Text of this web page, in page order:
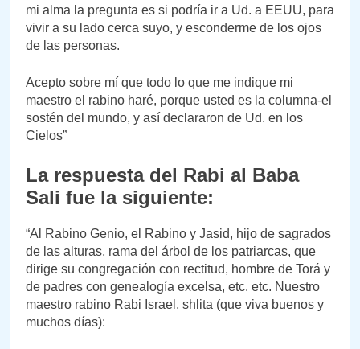
mi alma la pregunta es si podría ir a Ud. a EEUU, para
vivir a su lado cerca suyo, y esconderme de los ojos
de las personas.
Acepto sobre mí que todo lo que me indique mi
maestro el rabino haré, porque usted es la columna-el
sostén del mundo, y así declararon de Ud. en los
Cielos”
La respuesta del Rabi al Baba
Sali fue la siguiente:
“Al Rabino Genio, el Rabino y Jasid, hijo de sagrados
de las alturas, rama del árbol de los patriarcas, que
dirige su congregación con rectitud, hombre de Torá y
de padres con genealogía excelsa, etc. etc. Nuestro
maestro rabino Rabi Israel, shlita (que viva buenos y
muchos días):